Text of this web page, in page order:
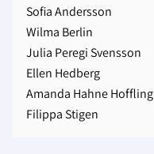
Sofia Andersson
Wilma Berlin
Julia Peregi Svensson
Ellen Hedberg
Amanda Hahne Hoffling
Filippa Stigen